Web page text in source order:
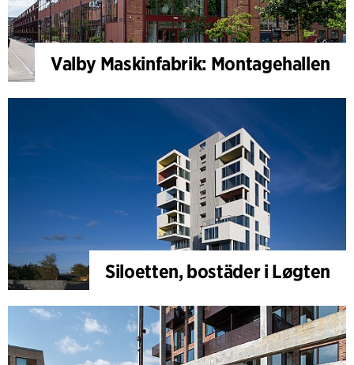
Valby Maskinfabrik: Montagehallen
Siloetten, bostäder i Løgten